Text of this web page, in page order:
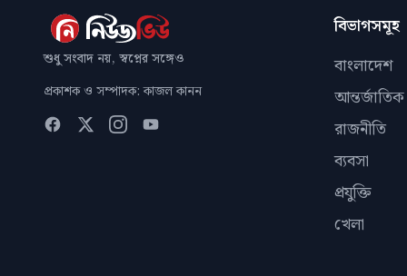
শুধু সংবাদ নয়, স্বপ্নের সঙ্গেও
প্রকাশক ও সম্পাদক: কাজল কানন
বিভাগসমূহ
বাংলাদেশ
আন্তর্জাতিক
রাজনীতি
ব্যবসা
প্রযুক্তি
খেলা